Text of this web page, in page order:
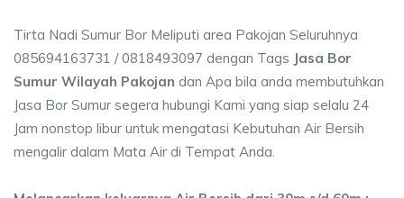
Tirta Nadi Sumur Bor Meliputi area Pakojan Seluruhnya
085694163731 / 0818493097 dengan Tags Jasa Bor
Sumur Wilayah Pakojan dan Apa bila anda membutuhkan
Jasa Bor Sumur segera hubungi Kami yang siap selalu 24
Jam nonstop libur untuk mengatasi Kebutuhan Air Bersih
mengalir dalam Mata Air di Tempat Anda.